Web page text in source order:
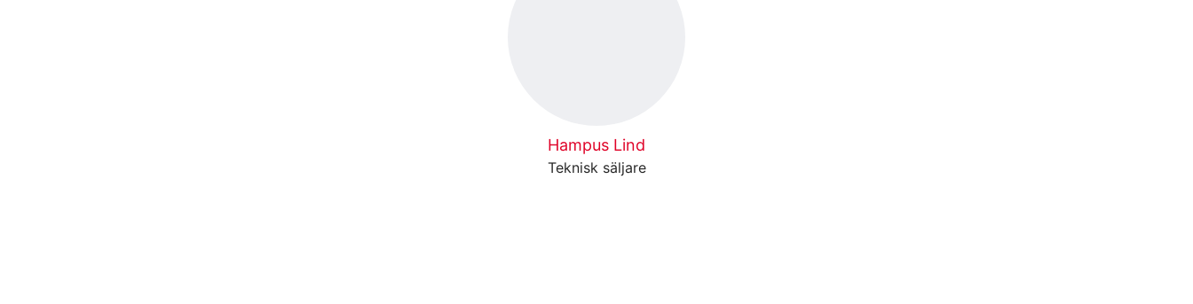
Hampus Lind
Teknisk säljare